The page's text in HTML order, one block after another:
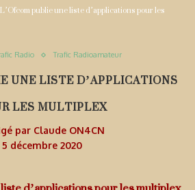
L’Ofcom publie une liste d’applications pour les
Radio Trafic Radioamateur
UNE LISTE D’APPLICATIONS
LES MULTIPLEX
par Claude ON4CN
5 décembre 2020